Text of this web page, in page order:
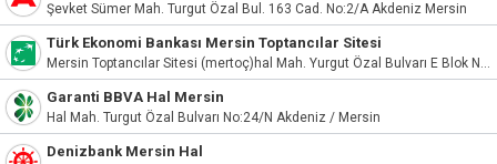
Şevket Sümer Mah. Turgut Özal Bul. 163 Cad. No:2/A Akdeniz Mersin
Türk Ekonomi Bankası Mersin Toptancılar Sitesi
Mersin Toptancılar Sitesi (mertoç)hal Mah. Yurgut Özal Bulvarı E Blok No:92 Akdeniz/Mersin
Garanti BBVA Hal Mersin
Hal Mah. Turgut Özal Bulvarı No:24/N Akdeniz / Mersin
Denizbank Mersin Hal